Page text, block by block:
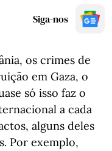
Siga-nos
os crimes de
em Gaza, o
só isso faz o
a cada
alguns deles
Por exemplo,